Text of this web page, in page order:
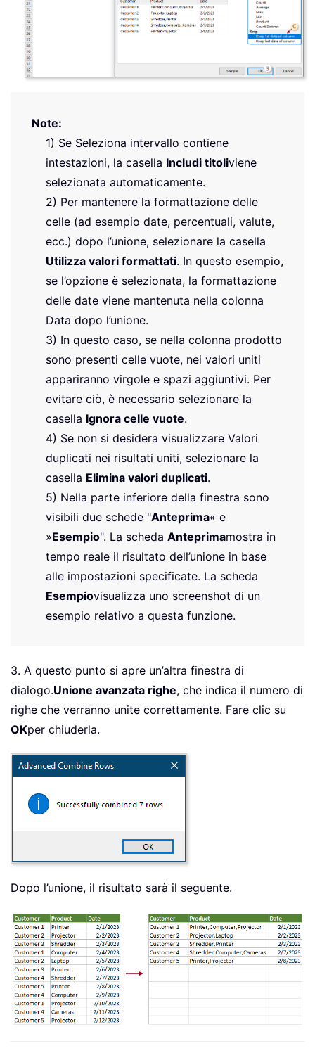
Note:
1) Se Seleziona intervallo contiene
intestazioni, la casella Includi titoliviene
selezionata automaticamente.
2) Per mantenere la formattazione delle
celle (ad esempio date, percentuali, valute,
ecc.) dopo l’unione, selezionare la casella
Utilizza valori formattati. In questo esempio,
se l’opzione è selezionata, la formattazione
delle date viene mantenuta nella colonna
Data dopo l’unione.
3) In questo caso, se nella colonna prodotto
sono presenti celle vuote, nei valori uniti
appariranno virgole e spazi aggiuntivi. Per
evitare ciò, è necessario selezionare la
casella Ignora celle vuote.
4) Se non si desidera visualizzare Valori
duplicati nei risultati uniti, selezionare la
casella Elimina valori duplicati.
5) Nella parte inferiore della finestra sono
visibili due schede "Anteprima« e
»Esempio". La scheda Anteprimamostra in
tempo reale il risultato dell’unione in base
alle impostazioni specificate. La scheda
Esempiovisualizza uno screenshot di un
esempio relativo a questa funzione.
3. A questo punto si apre un’altra finestra di
dialogo.Unione avanzata righe, che indica il numero di
righe che verranno unite correttamente. Fare clic su
OKper chiuderla.
Dopo l’unione, il risultato sarà il seguente.